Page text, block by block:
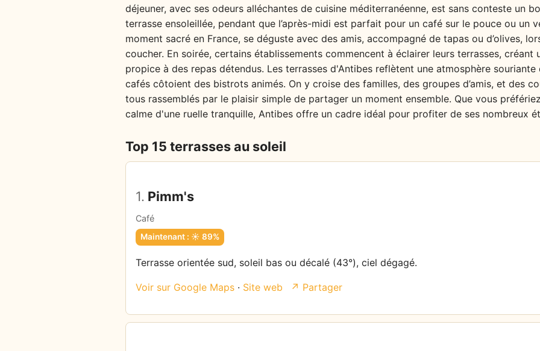
déjeuner, avec ses odeurs alléchantes de cuisine méditerranéenne, est sans conteste un
terrasse ensoleillée, pendant que l’après-midi est parfait pour un café sur le pouce ou un
moment sacré en France, se déguste avec des amis, accompagné de tapas ou d’olives,
coucher. En soirée, certains établissements commencent à éclairer leurs terrasses, créant
propice à des repas détendus. Les terrasses d'Antibes reflètent une atmosphère
cafés côtoient des bistrots animés. On y croise des familles, des groupes d’amis, et des
tous rassemblés par le plaisir simple de partager un moment ensemble. Que vous
calme d'une ruelle tranquille, Antibes offre un cadre idéal pour profiter de ses nombreux
Top 15 terrasses au soleil
1. Pimm's
Café
Maintenant : ☀️ 89%
Terrasse orientée sud, soleil bas ou décalé (43°), ciel dégagé.
Voir sur Google Maps · Site web ↗ Partager